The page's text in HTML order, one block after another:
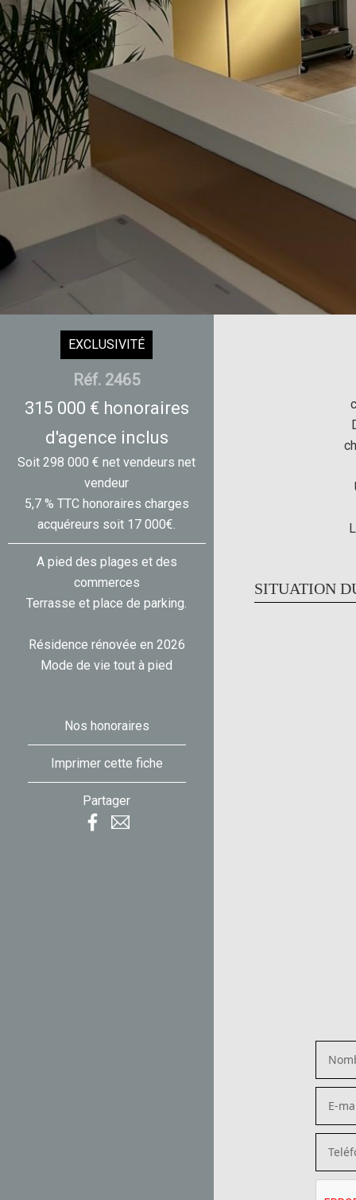
SITUATION
EXCLUSIVITÉ
Réf. 2465
315 000 € honoraires
d'agence inclus
Soit 298 000 € net vendeurs net
vendeur
5,7 % TTC honoraires charges
acquéreurs soit 17 000€.
A pied des plages et des
commerces
Terrasse et place de parking.
Résidence rénovée en 2026
Mode de vie tout à pied
Nos honoraires
Imprimer cette fiche
Partager